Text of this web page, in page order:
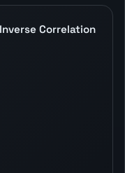
Correlation